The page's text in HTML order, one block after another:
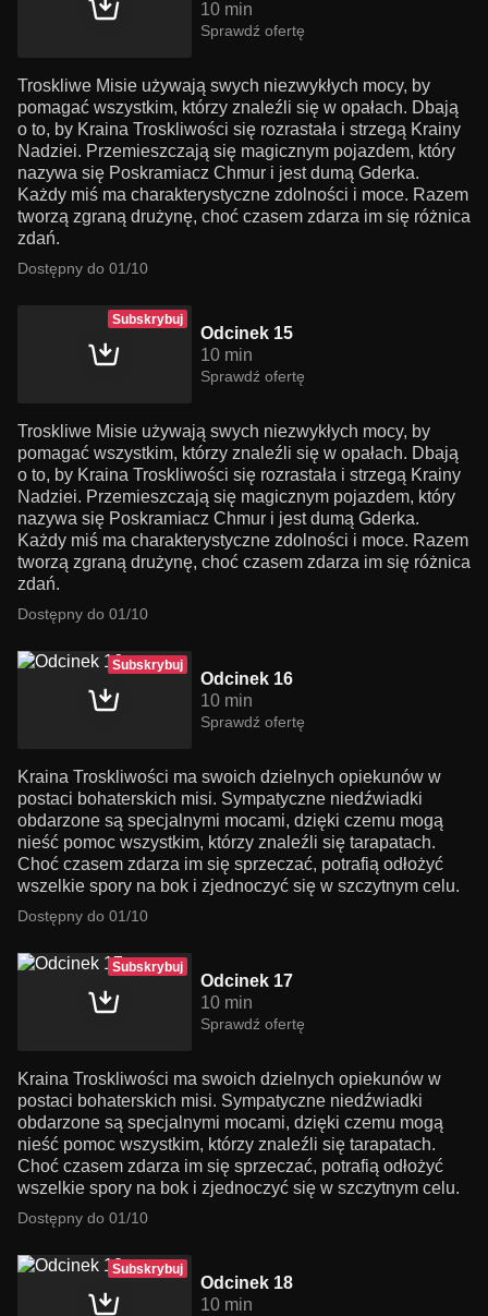
10 min
Sprawdź ofertę
Troskliwe Misie używają swych niezwykłych mocy, by
pomagać wszystkim, którzy znaleźli się w opałach. Dbają
o to, by Kraina Troskliwości się rozrastała i strzegą Krainy
Nadziei. Przemieszczają się magicznym pojazdem, który
nazywa się Poskramiacz Chmur i jest dumą Gderka.
Każdy miś ma charakterystyczne zdolności i moce. Razem
tworzą zgraną drużynę, choć czasem zdarza im się różnica
zdań.
Dostępny do 01/10
Subskrybuj
Odcinek 15
10 min
Sprawdź ofertę
Troskliwe Misie używają swych niezwykłych mocy, by
pomagać wszystkim, którzy znaleźli się w opałach. Dbają
o to, by Kraina Troskliwości się rozrastała i strzegą Krainy
Nadziei. Przemieszczają się magicznym pojazdem, który
nazywa się Poskramiacz Chmur i jest dumą Gderka.
Każdy miś ma charakterystyczne zdolności i moce. Razem
tworzą zgraną drużynę, choć czasem zdarza im się różnica
zdań.
Dostępny do 01/10
Subskrybuj
Odcinek 16
10 min
Sprawdź ofertę
Kraina Troskliwości ma swoich dzielnych opiekunów w
postaci bohaterskich misi. Sympatyczne niedźwiadki
obdarzone są specjalnymi mocami, dzięki czemu mogą
nieść pomoc wszystkim, którzy znaleźli się tarapatach.
Choć czasem zdarza im się sprzeczać, potrafią odłożyć
wszelkie spory na bok i zjednoczyć się w szczytnym celu.
Dostępny do 01/10
Subskrybuj
Odcinek 17
10 min
Sprawdź ofertę
Kraina Troskliwości ma swoich dzielnych opiekunów w
postaci bohaterskich misi. Sympatyczne niedźwiadki
obdarzone są specjalnymi mocami, dzięki czemu mogą
nieść pomoc wszystkim, którzy znaleźli się tarapatach.
Choć czasem zdarza im się sprzeczać, potrafią odłożyć
wszelkie spory na bok i zjednoczyć się w szczytnym celu.
Dostępny do 01/10
Subskrybuj
Odcinek 18
10 min